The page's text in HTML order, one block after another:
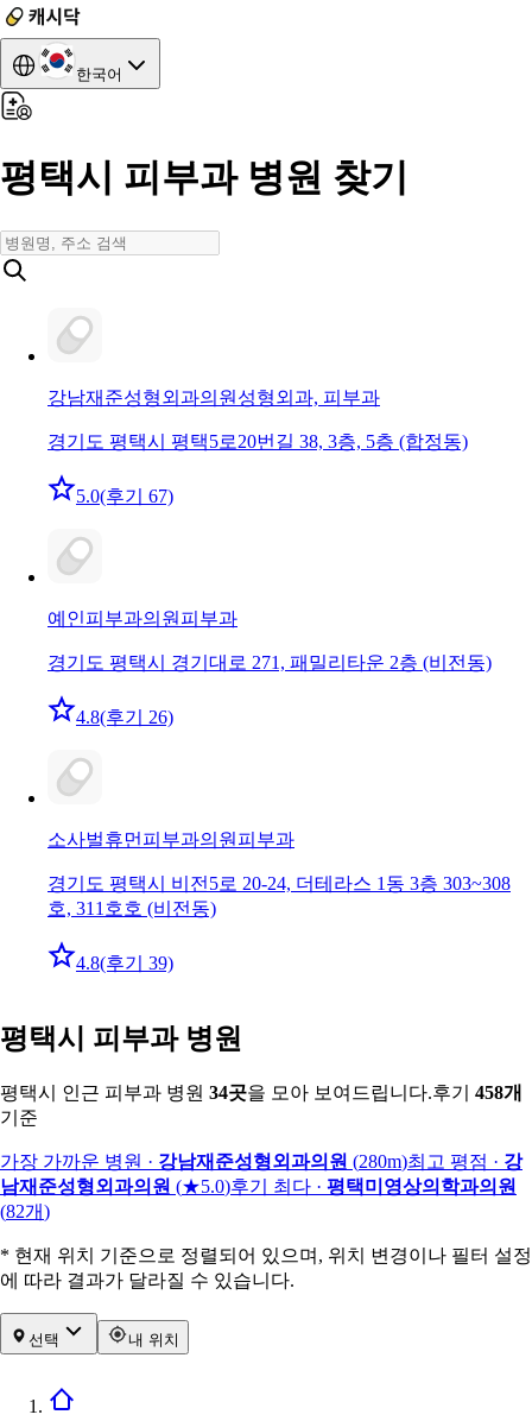
한국어
평택시 피부과 병원 찾기
강남재준성형외과의원 성형외과, 피부과
경기도 평택시 평택5로20번길 38, 3층, 5층 (합정동)
5.0(후기 67)
예인피부과의원 피부과
경기도 평택시 경기대로 271, 패밀리타운 2층 (비전동)
4.8(후기 26)
소사벌휴먼피부과의원 피부과
경기도 평택시 비전5로 20-24, 더테라스 1동 3층 303~308
호, 311호호 (비전동)
4.8(후기 39)
평택시 피부과 병원
평택시 인근 피부과 병원 34곳을 모아 보여드립니다.후기 458개
기준
가장 가까운 병원 · 강남재준성형외과의원 (280m)최고 평점 · 강
남재준성형외과의원 (★5.0)후기 최다 · 평택미영상의학과의원
(82개)
* 현재 위치 기준으로 정렬되어 있으며, 위치 변경이나 필터 설정
에 따라 결과가 달라질 수 있습니다.
선택 내 위치